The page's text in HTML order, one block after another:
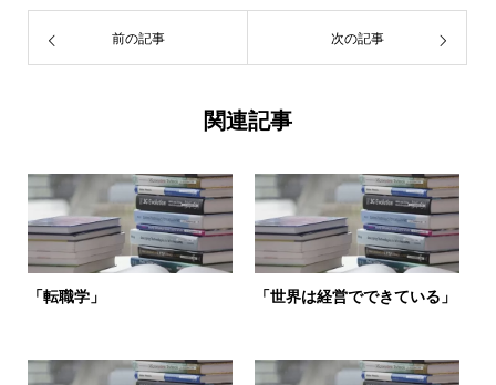
前の記事 次の記事
関連記事
「転職学」 「世界は経営でできている」